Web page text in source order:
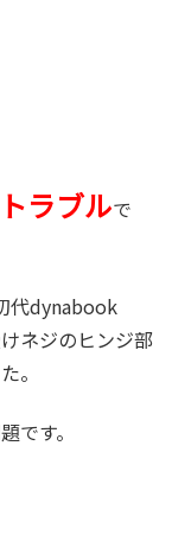
ラブルで
代dynabook
ネジのヒンジ部
。
です。